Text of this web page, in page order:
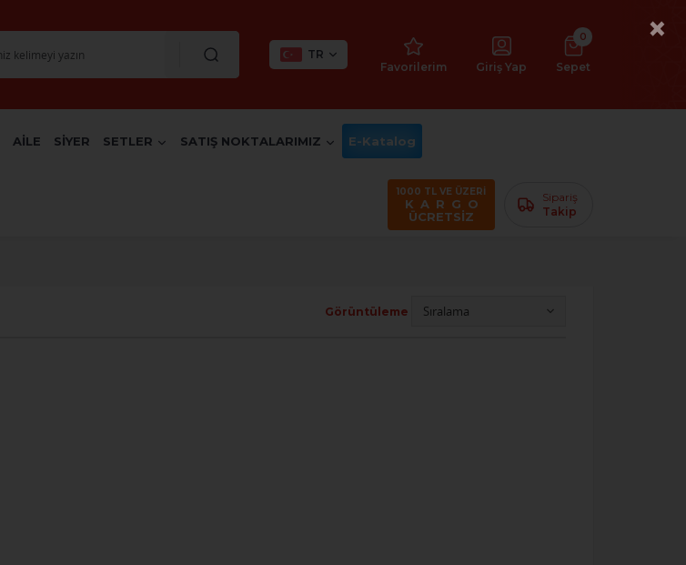
TR
Favorilerim
Giriş Yap
0
Sepet
AİLE SİYER SETLER SATIŞ NOKTALARIMIZ E-Katalog
1000 TL VE ÜZERİ
K A R G O
ÜCRETSİZ
Sipariş
Takip
Görüntüleme
×